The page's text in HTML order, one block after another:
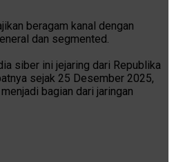
beragam kanal dengan
dan segmented.
siber ini jejaring dari Republika
sejak 25 Desember 2025,
bagian dari jaringan